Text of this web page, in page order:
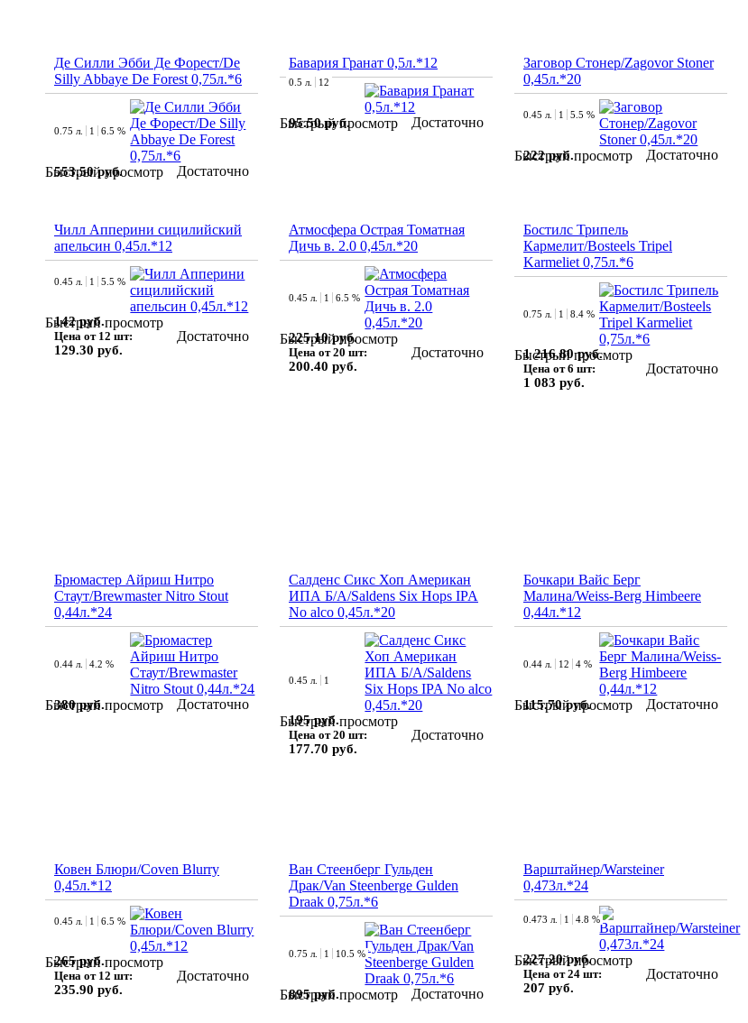
Де Силли Эбби Де Форест/De
Silly Abbaye De Forest 0,75л.*6
Быстрый просмотр
0.75 л. 1 6.5 %
553.50 руб. Достаточно
Бавария Гранат 0,5л.*12
Быстрый просмотр
0.5 л. 12
95.50 руб. Достаточно
Заговор Стонер/Zagovor Stoner
0,45л.*20
Быстрый просмотр
0.45 л. 1 5.5 %
222 руб. Достаточно
Чилл Апперини сицилийский
апельсин 0,45л.*12
Быстрый просмотр
0.45 л. 1 5.5 %
142 руб.
Цена от 12 шт:
129.30 руб.
Достаточно
Атмосфера Острая Томатная
Дичь в. 2.0 0,45л.*20
Быстрый просмотр
0.45 л. 1 6.5 %
225.10 руб.
Цена от 20 шт:
200.40 руб.
Достаточно
Бостилс Трипель
Кармелит/Bosteels Tripel
Karmeliet 0,75л.*6
Быстрый просмотр
0.75 л. 1 8.4 %
1 216.80 руб.
Цена от 6 шт:
1 083 руб.
Достаточно
Брюмастер Айриш Нитро
Стаут/Brewmaster Nitro Stout
0,44л.*24
Быстрый просмотр
0.44 л. 4.2 %
380 руб. Достаточно
Салденс Сикс Хоп Американ
ИПА Б/А/Saldens Six Hops IPA
No alco 0,45л.*20
Быстрый просмотр
0.45 л. 1
195 руб.
Цена от 20 шт:
177.70 руб.
Достаточно
Бочкари Вайс Берг
Малина/Weiss-Berg Himbeere
0,44л.*12
Быстрый просмотр
0.44 л. 12 4 %
115.70 руб. Достаточно
Ковен Блюри/Coven Blurry
0,45л.*12
Быстрый просмотр
0.45 л. 1 6.5 %
265 руб.
Цена от 12 шт:
235.90 руб.
Достаточно
Ван Стеенберг Гульден
Драк/Van Steenberge Gulden
Draak 0,75л.*6
Быстрый просмотр
0.75 л. 1 10.5 %
895 руб. Достаточно
Варштайнер/Warsteiner
0,473л.*24
Быстрый просмотр
0.473 л. 1 4.8 %
227.20 руб.
Цена от 24 шт:
207 руб.
Достаточно